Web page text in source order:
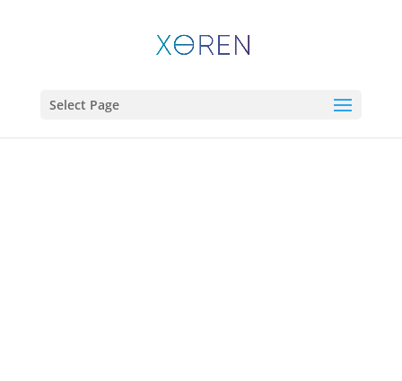
Select Page